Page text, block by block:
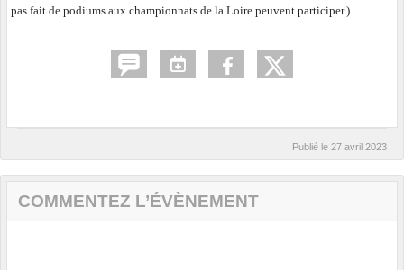
pas fait de podiums aux championnats de la Loire peuvent participer.)
Publié le 27 avril 2023
COMMENTEZ L’ÉVÈNEMENT